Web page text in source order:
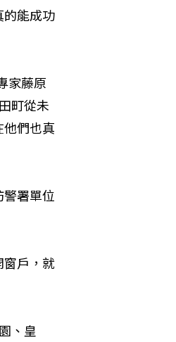
的能成功
家藤原
町從未
們也真
署單位
窗戶，就
、皇